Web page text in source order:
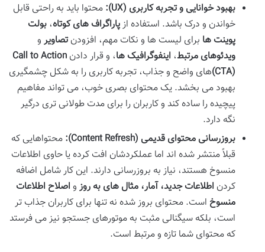
بهبود خوانایی و تجربه کاربری (UX):
محتوا باید به راحتی قابل
خواندن و درک باشد. استفاده ازپاراگراف های کوتاه، بولت
پوینت ها برای لیست ها و نکات مهم، افزودنتصاویر و
ویدئوهای مرتبط، اینفوگرافیک ها، و قرار دادن Call to Action
(CTA)های واضح و جذاب، تجربه کاربری را به شکل چشمگیری
بهبود می بخشد. یک محتوای بصری خوب، می تواند مفاهیم
پیچیده را ساده کند و کاربران را برای مدت طولانی تری درگیر
نگه دارد.
بروزرسانی محتوای قدیمی (Content Refresh):
محتواهایی که
قبلاً منتشر شده اند اما عملکردشان افت کرده یا حاوی اطلاعات
منسوخ هستند، نیاز به بروزرسانی دارند. این کار شامل اضافه
کردن اطلاعات جدید، آمار، مثال های به روز و اصلاح اطلاعات
منسوخ است. محتوای بروز شده نه تنها برای کاربران جذاب تر
است، بلکه سیگنالی مثبت به موتورهای جستجو نیز می فرستد
که محتوای شما تازه و مرتبط است.